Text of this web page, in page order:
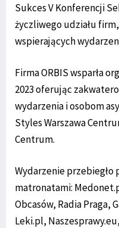
Sukces V Konferencji
życzliwego udziału
wspierających
Firma ORBIS wsparła
2023 oferując
wydarzenia i osobom
Styles Warszawa
Centrum.
Wydarzenie
matronatami:
Obcasów, Radia Praga,
Leki.pl,